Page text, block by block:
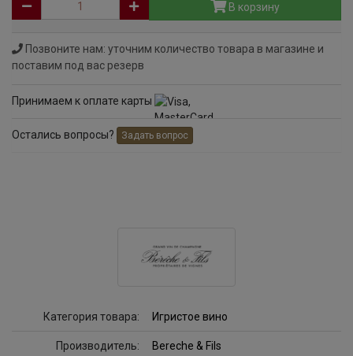
В корзину
Позвоните нам: уточним количество товара в магазине и
поставим под вас резерв
Принимаем к оплате карты
Остались вопросы? Задать вопрос
Категория товара: Игристое вино
Производитель: Bereche & Fils